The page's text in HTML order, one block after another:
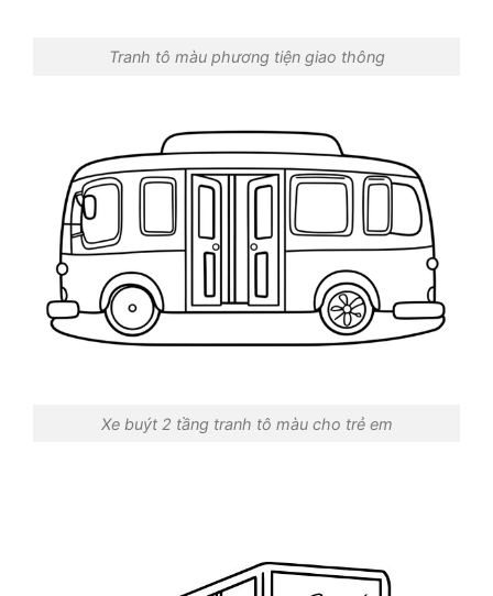
Tranh tô màu phương tiện giao thông
Xe buýt 2 tầng tranh tô màu cho trẻ em